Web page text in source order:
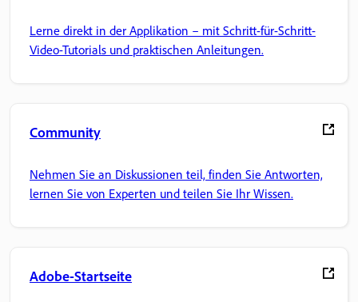
Lerne direkt in der Applikation – mit Schritt-für-Schritt-
Video-Tutorials und praktischen Anleitungen.
Community
Nehmen Sie an Diskussionen teil, finden Sie Antworten,
lernen Sie von Experten und teilen Sie Ihr Wissen.
Adobe-Startseite